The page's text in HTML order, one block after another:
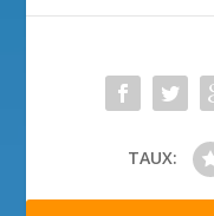
TAUX: